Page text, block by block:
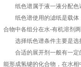
纸色谱属于液一液分配色
纸色谱使用的滤纸是载体
合物中各组分在水-有机溶剂
选择纸色谱条件主要是选
合适的展开剂一般有一定
能形成氢键的化合物，在水